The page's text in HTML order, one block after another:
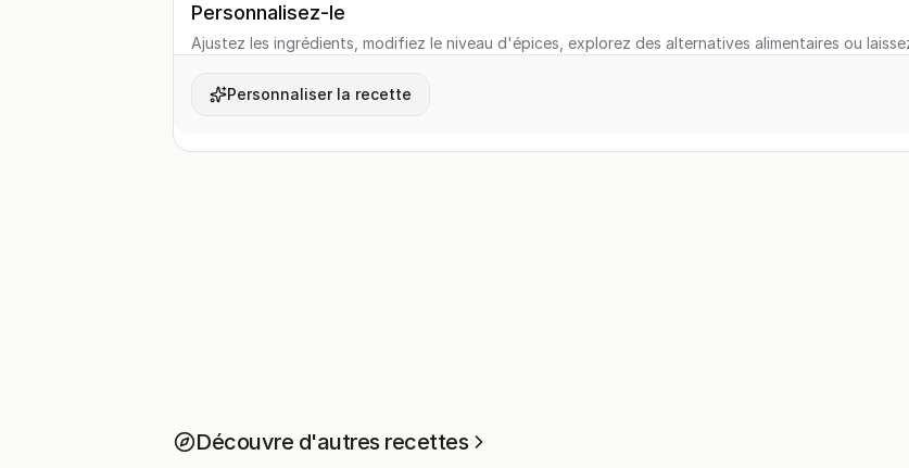
Personnalisez-le
Ajustez les ingrédients, modifiez le niveau d'épices, explorez des alternatives alimentaires ou
Personnaliser la recette
Découvre d'autres recettes